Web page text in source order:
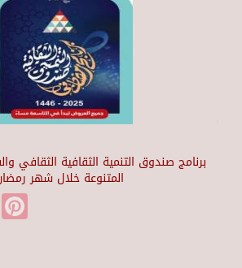
برنامج صندوق التنمية الثقافية الثقافي
المتنوعة خلال شهر
Twitter